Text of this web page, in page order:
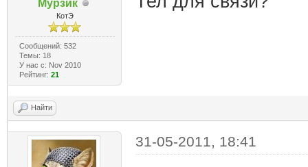
Мурзик
КотЭ
Сообщений: 532
Темы: 18
У нас с: Nov 2010
Рейтинг: 21
Найти
31-05-2011, 18:41